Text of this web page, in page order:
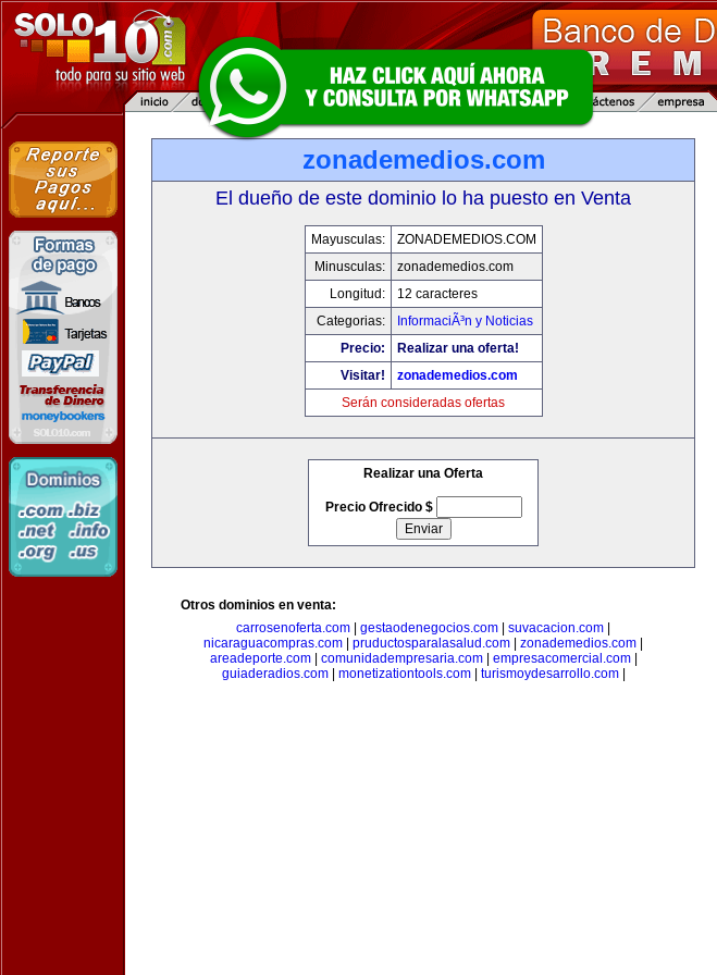
zonademedios.com
El dueño de este dominio lo ha puesto en Venta
Mayusculas:
ZONADEMEDIOS.COM
Minusculas:
zonademedios.com
Longitud:
12 caracteres
Categorias:
InformaciÃ³n y Noticias
Precio:
Realizar una oferta!
Visitar!
zonademedios.com
Serán consideradas ofertas
Realizar una Oferta
Precio Ofrecido $
Otros dominios en venta:
carrosenoferta.com
gestaodenegocios.com suvacacion.com
nicaraguacompras.com
pruductosparalasalud.com zonademedios.com
areadeporte.com| comunidadempresaria.com| empresacomercial.com|
guiaderadios.com| monetizationtools.com| turismoydesarrollo.com|